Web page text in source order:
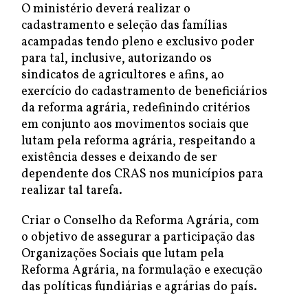
O ministério deverá realizar o
cadastramento e seleção das famílias
acampadas tendo pleno e exclusivo poder
para tal, inclusive, autorizando os
sindicatos de agricultores e afins, ao
exercício do cadastramento de beneficiários
da reforma agrária, redefinindo critérios
em conjunto aos movimentos sociais que
lutam pela reforma agrária, respeitando a
existência desses e deixando de ser
dependente dos CRAS nos municípios para
realizar tal tarefa.
Criar o Conselho da Reforma Agrária, com
o objetivo de assegurar a participação das
Organizações Sociais que lutam pela
Reforma Agrária, na formulação e execução
das políticas fundiárias e agrárias do país.